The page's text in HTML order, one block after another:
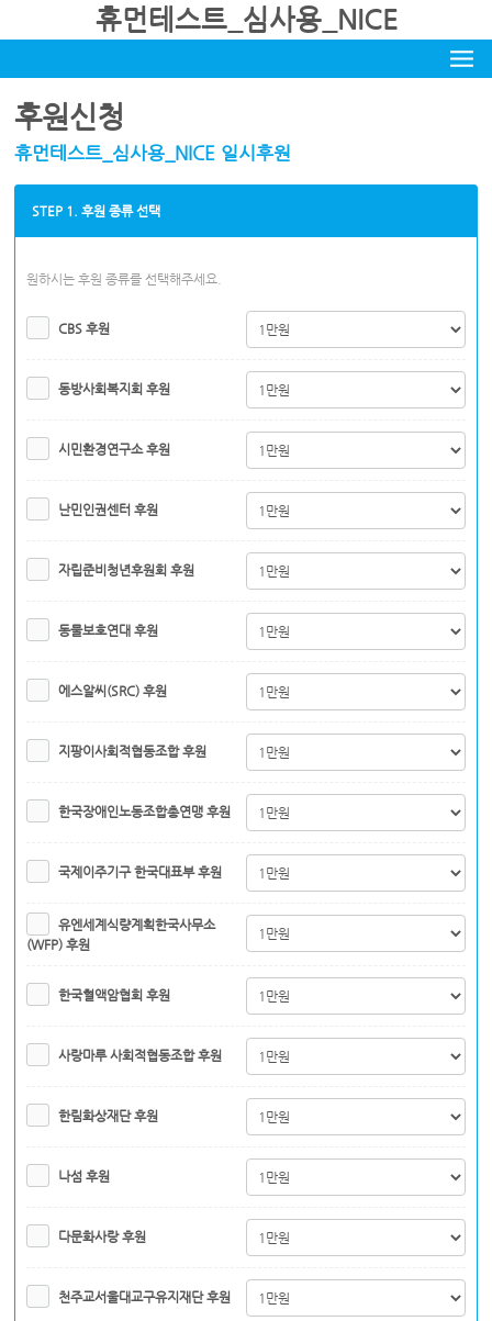
휴먼테스트_심사용_NICE
후원신청
휴먼테스트_심사용_NICE 일시후원
STEP 1. 후원 종류 선택
원하시는 후원 종류를 선택해주세요.
CBS 후원
동방사회복지회 후원
시민환경연구소 후원
난민인권센터 후원
자립준비청년후원회 후원
동물보호연대 후원
에스알씨(SRC) 후원
지팡이사회적협동조합 후원
한국장애인노동조합총연맹 후원
국제이주기구 한국대표부 후원
유엔세계식량계획한국사무소
(WFP) 후원
한국혈액암협회 후원
사랑마루 사회적협동조합 후원
한림화상재단 후원
나섬 후원
다문화사랑 후원
천주교서울대교구유지재단 후원